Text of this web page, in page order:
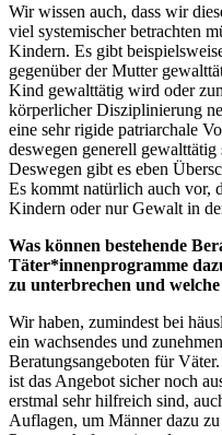
Wir wissen auch, dass wir
viel systemischer betrachten
Kindern. Es gibt
gegenüber der Mutter
Kind gewalttätig wird oder
körperlicher Disziplinierung
eine sehr rigide patriarchale
deswegen generell
Deswegen gibt es eben
Es kommt natürlich auch vor,
Kindern oder nur Gewalt in
Was können bestehende
Täter*innenprogramme
zu unterbrechen und
Wir haben, zumindest bei
ein wachsendes und
Beratungsangeboten für
ist das Angebot sicher noch
erstmal sehr hilfreich sind,
Auflagen, um Männer dazu